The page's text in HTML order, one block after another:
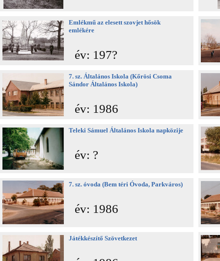
Emlékmű az elesett szovjet hősök
emlékére
év: 197?
7. sz. Általános Iskola (Kőrösi Csoma
Sándor Általános Iskola)
év: 1986
Teleki Sámuel Általános Iskola napközije
év: ?
7. sz. óvoda (Bem téri Óvoda, Parkváros)
év: 1986
Játékkészítő Szövetkezet